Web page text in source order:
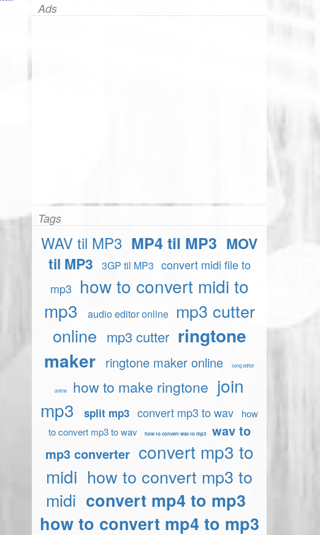
Ads
Tags
WAV til MP3 MP4 til MP3 MOV
til MP3
3GP til MP3 convert midi file to
mp3
how to convert midi to
mp3
audio editor online
mp3 cutter
online mp3 cutter ringtone
maker ringtone maker online song editor
online how to make ringtone join
mp3
split mp3 convert mp3 to wav
how
to convert mp3 to wav
how to convert wav to mp3
wav to
mp3 converter convert mp3 to
midi how to convert mp3 to
midi convert mp4 to mp3
how to convert mp4 to mp3